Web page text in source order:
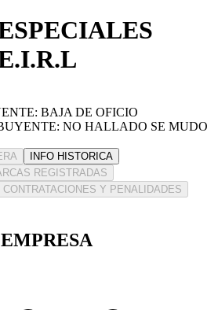
BAJA DE OFICIO
NO HALLADO SE MUDO
INFO HISTORICA
REGISTRADAS
CONTRATACIONES Y PENALIDADES